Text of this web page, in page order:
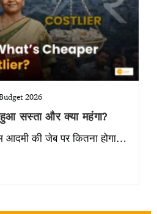
2026
सस्ता और क्या महंगा?
की जेब पर कितना होगा…